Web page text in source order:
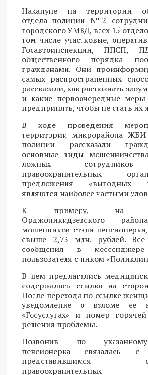
Накануне на территории
отдела полиции №2
городского УМВД, всех 15
том числе участковые,
Госавтоинспекции, ППСП,
общественного порядка
гражданами. Они
самых распространенных
рассказали, как распознать
и какие первоочередные меры
предпринять, чтобы не стать их
В ходе проведения
территории микрорайона ЖБИ
полиции рассказали
основные виды
ложных
правоохранительных
предложения «выгодных
являются наиболее частыми
К примеру, на
Орджоникидзевского
мошенников стала
свыше 2,73 млн. рублей. Все
сообщения в
пользователя с ником
В нем предлагались
содержалась ссылка на
После перехода по ссылке
уведомление о взломе ее
«Госуслугах» и номер
решения проблемы.
Позвонив по
пенсионерка связалась с
представившимся
правоохранительных